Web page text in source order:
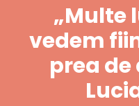
„Multe
vedem
prea de